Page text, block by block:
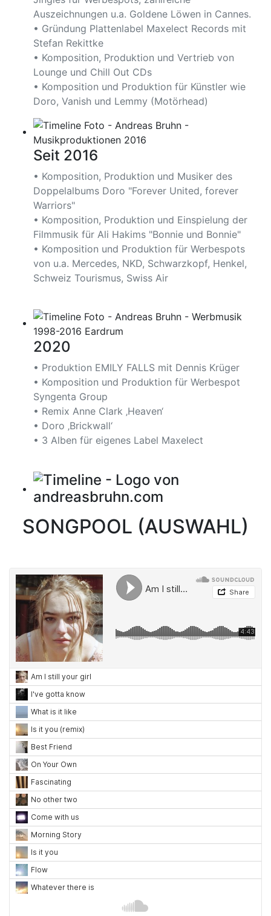
Auszeichnungen u.a. Goldene Löwen in Cannes.
• Gründung Plattenlabel Maxelect Records mit
Stefan Rekittke
• Komposition, Produktion und Vertrieb von
Lounge und Chill Out CDs
• Komposition und Produktion für Künstler wie
Doro, Vanish und Lemmy (Motörhead)
Seit 2016
• Komposition, Produktion und Musiker des
Doppelalbums Doro "Forever United, forever
Warriors"
• Komposition, Produktion und Einspielung der
Filmmusik für Ali Hakims "Bonnie und Bonnie"
• Komposition und Produktion für Werbespots
von u.a. Mercedes, NKD, Schwarzkopf, Henkel,
Schweiz Tourismus, Swiss Air
2020
• Produktion EMILY FALLS mit Dennis Krüger
• Komposition und Produktion für Werbespot
Syngenta Group
• Remix Anne Clark ‚Heaven‘
• Doro ‚Brickwall‘
• 3 Alben für eigenes Label Maxelect
SONGPOOL (AUSWAHL)